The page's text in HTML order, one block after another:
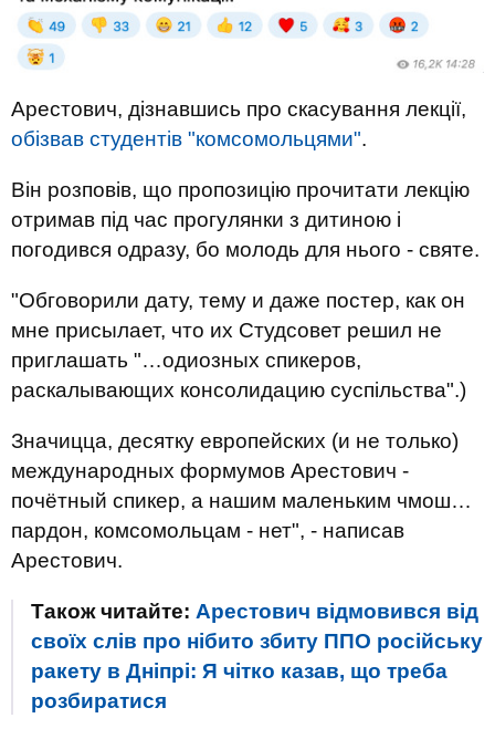
Арестович, дізнавшись про скасування лекції,
обізвав студентів "комсомольцями".
Він розповів, що пропозицію прочитати лекцію
отримав під час прогулянки з дитиною і
погодився одразу, бо молодь для нього - святе.
"Обговорили дату, тему и даже постер, как он
мне присылает, что их Студсовет решил не
приглашать "…одиозных спикеров,
раскалывающих консолидацию суспільства".)
Значицца, десятку европейских (и не только)
международных формумов Арестович -
почётный спикер, а нашим маленьким чмош…
пардон, комсомольцам - нет", - написав
Арестович.
Також читайте: Арестович відмовився від
своїх слів про нібито збиту ППО російську
ракету в Дніпрі: Я чітко казав, що треба
розбиратися